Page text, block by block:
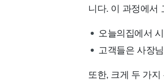
니다. 이 과정에서
오늘의집에서
고객들은 사장
또한, 크게 두 가